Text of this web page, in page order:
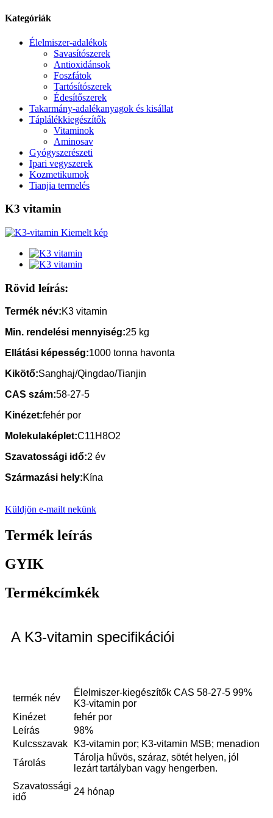
Kategóriák
Élelmiszer-adalékok
Savasítószerek
Antioxidánsok
Foszfátok
Tartósítószerek
Édesítőszerek
Takarmány-adalékanyagok és kisállat
Táplálékkiegészítők
Vitaminok
Aminosav
Gyógyszerészeti
Ipari vegyszerek
Kozmetikumok
Tianjia termelés
K3 vitamin
Rövid leírás:
Termék név:K3 vitamin
Min. rendelési mennyiség:25 kg
Ellátási képesség:1000 tonna havonta
Kikötő:Sanghaj/Qingdao/Tianjin
CAS szám:58-27-5
Kinézet:fehér por
Molekulaképlet:C11H8O2
Szavatossági idő:2 év
Származási hely:Kína
Küldjön e-mailt nekünk
Termék leírás
GYIK
Termékcímkék
A K3-vitamin specifikációi
termék név
Élelmiszer-kiegészítők CAS 58-27-5 99%
K3-vitamin por
Kinézet
fehér por
Leírás
98%
Kulcsszavak
K3-vitamin por; K3-vitamin MSB; menadion
Tárolás
Tárolja hűvös, száraz, sötét helyen, jól
lezárt tartályban vagy hengerben.
Szavatossági
idő
24 hónap